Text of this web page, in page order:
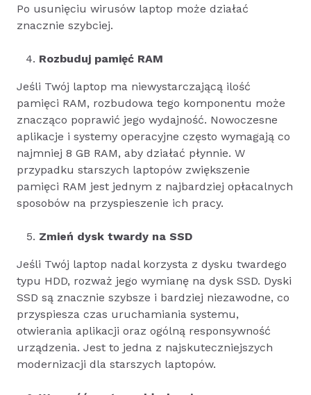
Po usunięciu wirusów laptop może działać
znacznie szybciej.
Rozbuduj pamięć RAM
Jeśli Twój laptop ma niewystarczającą ilość
pamięci RAM, rozbudowa tego komponentu może
znacząco poprawić jego wydajność. Nowoczesne
aplikacje i systemy operacyjne często wymagają co
najmniej 8 GB RAM, aby działać płynnie. W
przypadku starszych laptopów zwiększenie
pamięci RAM jest jednym z najbardziej opłacalnych
sposobów na przyspieszenie ich pracy.
Zmień dysk twardy na SSD
Jeśli Twój laptop nadal korzysta z dysku twardego
typu HDD, rozważ jego wymianę na dysk SSD. Dyski
SSD są znacznie szybsze i bardziej niezawodne, co
przyspiesza czas uruchamiania systemu,
otwierania aplikacji oraz ogólną responsywność
urządzenia. Jest to jedna z najskuteczniejszych
modernizacji dla starszych laptopów.